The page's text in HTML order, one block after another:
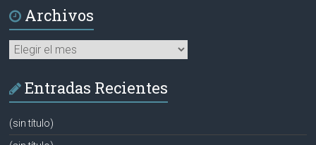
Archivos
Archivos
Entradas Recientes
(sin título)